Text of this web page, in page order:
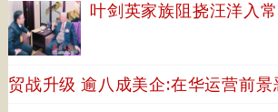
叶剑英家族阻挠汪洋入
贸战升级 逾八成美企:在华运营前景